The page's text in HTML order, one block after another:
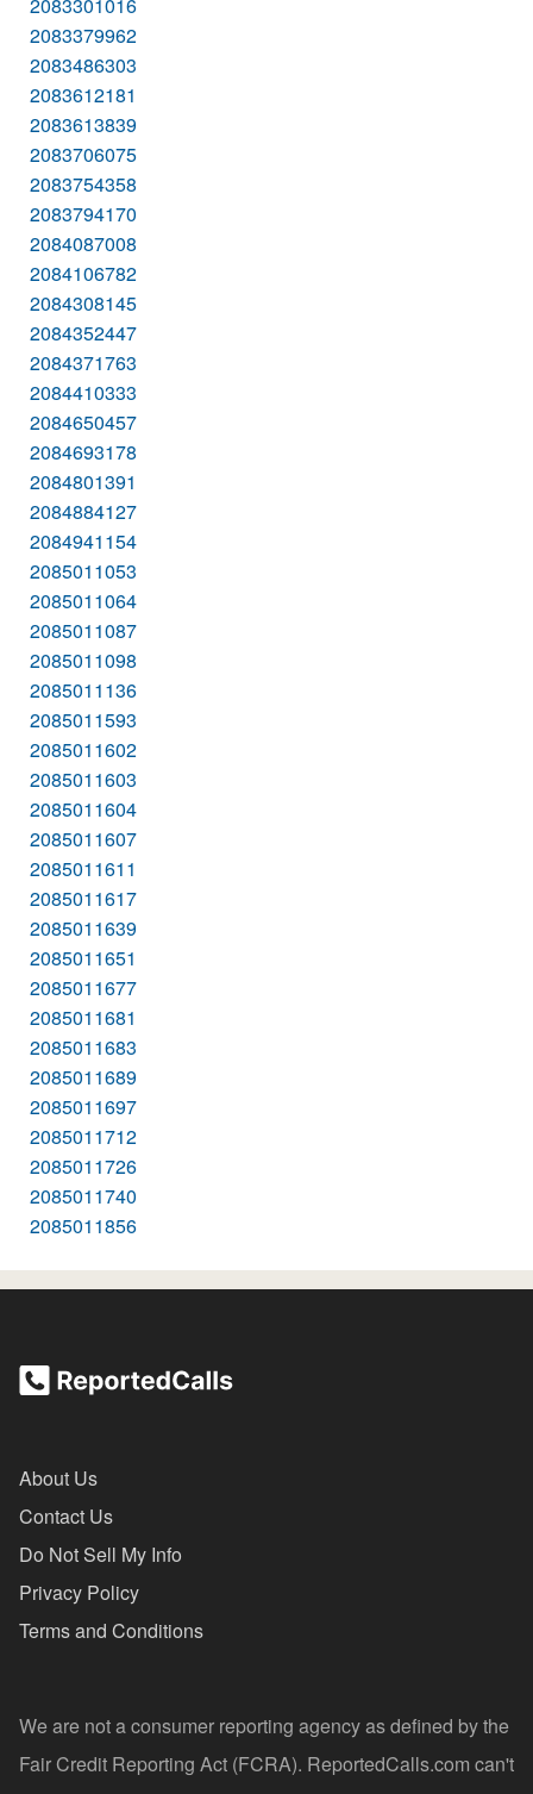
2083379962
2083486303
2083612181
2083613839
2083706075
2083754358
2083794170
2084087008
2084106782
2084308145
2084352447
2084371763
2084410333
2084650457
2084693178
2084801391
2084884127
2084941154
2085011053
2085011064
2085011087
2085011098
2085011136
2085011593
2085011602
2085011603
2085011604
2085011607
2085011611
2085011617
2085011639
2085011651
2085011677
2085011681
2085011683
2085011689
2085011697
2085011712
2085011726
2085011740
2085011856
About Us
Contact Us
Do Not Sell My Info
Privacy Policy
Terms and Conditions
We are not a consumer reporting agency as defined by the
Fair Credit Reporting Act (FCRA). ReportedCalls.com can't